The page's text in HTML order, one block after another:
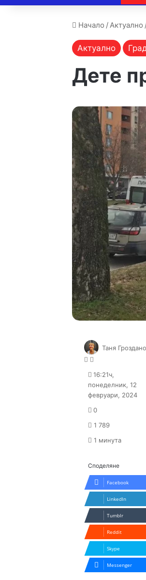
Начало /Актуално
Актуално
Дете
Таня
Follow
X email
16:21ч,
понеделник, 12
февруари, 2024
0
1 789
1 минута
Споделяне
Facebook
LinkedIn
Tumblr
Reddit
Skype
Messenger